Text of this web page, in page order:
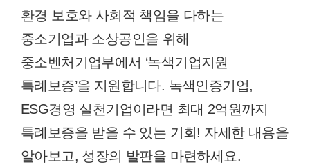
환경 보호와 사회적 책임을 다하는
중소기업과 소상공인을 위해
중소벤처기업부에서 ‘녹색기업지원
특례보증’을 지원합니다. 녹색인증기업,
ESG경영 실천기업이라면 최대 2억원까지
특례보증을 받을 수 있는 기회! 자세한 내용을
알아보고, 성장의 발판을 마련하세요.